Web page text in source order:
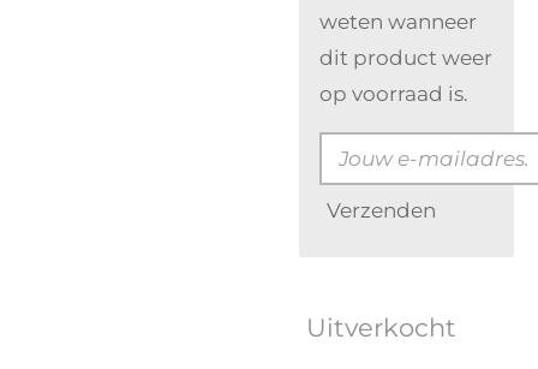
weten wanneer
dit product weer
op voorraad is.
Verzenden
Uitverkocht